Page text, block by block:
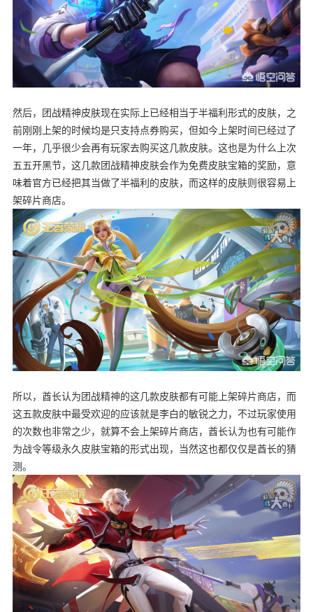
然后，团战精神皮肤现在实际上已经相当于半福利形式的皮肤，之
前刚刚上架的时候均是只支持点券购买，但如今上架时间已经过了
一年，几乎很少会再有玩家去购买这几款皮肤。这也是为什么上次
五五开黑节，这几款团战精神皮肤会作为免费皮肤宝箱的奖励，意
味着官方已经把其当做了半福利的皮肤，而这样的皮肤则很容易上
架碎片商店。
所以，酋长认为团战精神的这几款皮肤都有可能上架碎片商店，而
这五款皮肤中最受欢迎的应该就是李白的敏锐之力，不过玩家使用
的次数也非常之少，就算不会上架碎片商店，酋长认为也有可能作
为战令等级永久皮肤宝箱的形式出现，当然这也都仅仅是酋长的猜
测。